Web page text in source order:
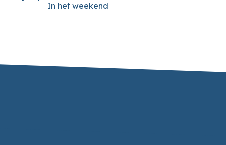
In het weekend